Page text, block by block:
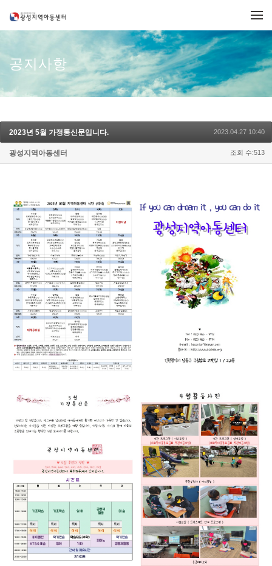
공지사항
2023년 5월 가정통신문입니다. 2023.04.27 10:40
광성지역아동센터 조회 수:513